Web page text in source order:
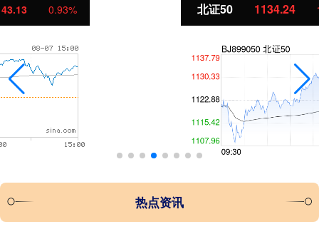
北证50 11.37 1.01%
热点资讯